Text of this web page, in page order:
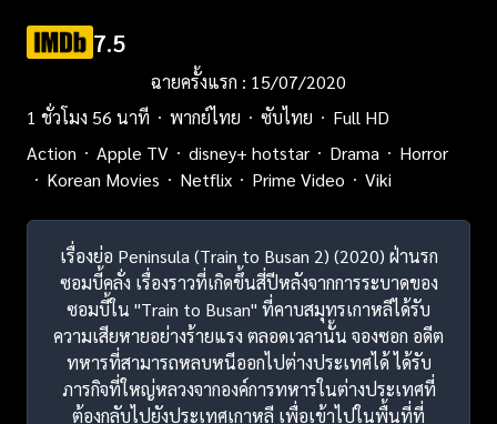
7.5
ฉายครั้งแรก : 15/07/2020
1 ชั่วโมง 56 นาที
พากย์ไทย ซับไทย
Full HD
Action
Apple TV disney+ hotstar Drama
Horror
Korean Movies
Netflix Prime Video Viki
เรื่องย่อ Peninsula (Train to Busan 2) (2020) ฝ่านรก
ซอมบี้คลั่ง เรื่องราวที่เกิดขึ้นสี่ปีหลังจากการระบาดของ
ซอมบี้ใน "Train to Busan" ที่คาบสมุทรเกาหลีได้รับ
ความเสียหายอย่างร้ายแรง ตลอดเวลานั้น จองซอก อดีต
ทหารที่สามารถหลบหนีออกไปต่างประเทศได้ ได้รับ
ภารกิจที่ใหญ่หลวงจากองค์การทหารในต่างประเทศที่
ต้องกลับไปยังประเทศเกาหลี เพื่อเข้าไปในพื้นที่ที่